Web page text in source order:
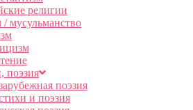
религии
мусульманство
поэзия
поэзия
и поэзия